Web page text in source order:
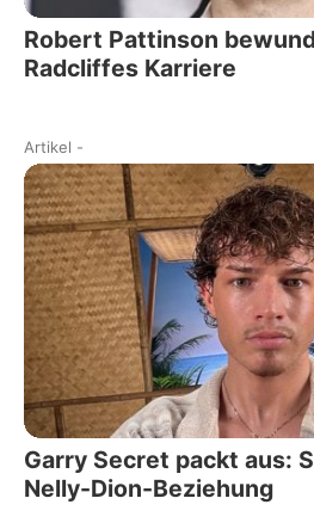
Robert Pattinson
Radcliffes Karriere
Artikel -
Garry Secret packt aus:
Nelly-Dion-Beziehung